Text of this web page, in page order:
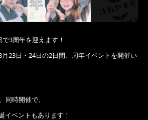
3周年を迎えます！
23日・24日の2日間、周年イベントを開催い
同時開催で、
イベントもあります！